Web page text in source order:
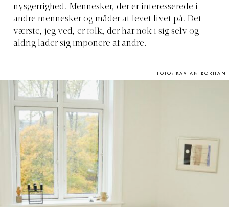
nysgerrighed. Mennesker, der er interesserede i
andre mennesker og måder at levet livet på. Det
værste, jeg ved, er folk, der har nok i sig selv og
aldrig lader sig imponere af andre.
FOTO: KAVIAN BORHANI